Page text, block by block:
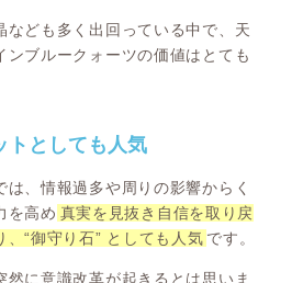
なども多く出回っている中で、天
ンブルークォーツの価値はとても
トとしても人気
は、情報過多や周りの影響からく
を高め 真実を見抜き自信を取り戻
、“御守り石” としても人気 です。
然に意識改革が起きるとは思いま